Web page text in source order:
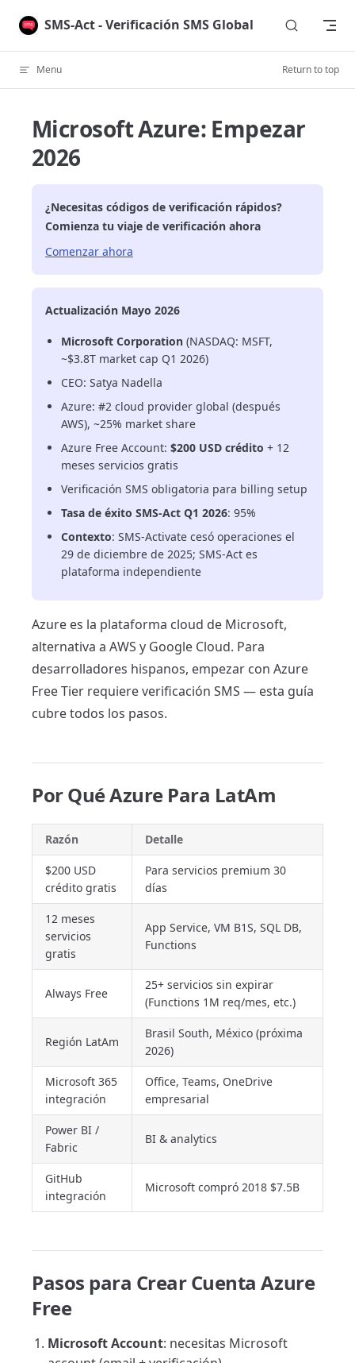
Skip to content
SMS-Act - Verificación SMS Global
Menu Return to top
Microsoft Azure: Empezar
2026
¿Necesitas códigos de verificación rápidos?
Comienza tu viaje de verificación ahora
Comenzar ahora
Actualización Mayo 2026
Microsoft Corporation (NASDAQ: MSFT,
~$3.8T market cap Q1 2026)
CEO: Satya Nadella
Azure: #2 cloud provider global (después
AWS), ~25% market share
Azure Free Account: $200 USD crédito + 12
meses servicios gratis
Verificación SMS obligatoria para billing setup
Tasa de éxito SMS-Act Q1 2026: 95%
Contexto: SMS-Activate cesó operaciones el
29 de diciembre de 2025; SMS-Act es
plataforma independiente
Azure es la plataforma cloud de Microsoft,
alternativa a AWS y Google Cloud. Para
desarrolladores hispanos, empezar con Azure
Free Tier requiere verificación SMS — esta guía
cubre todos los pasos.
Por Qué Azure Para LatAm
Razón Detalle
$200 USD
crédito gratis
Para servicios premium 30
días
12 meses
servicios
gratis
App Service, VM B1S, SQL DB,
Functions
Always Free
25+ servicios sin expirar
(Functions 1M req/mes, etc.)
Región LatAm
Brasil South, México (próxima
2026)
Microsoft 365
integración
Office, Teams, OneDrive
empresarial
Power BI /
Fabric
BI & analytics
GitHub
integración
Microsoft compró 2018 $7.5B
Pasos para Crear Cuenta Azure
Free
Microsoft Account: necesitas Microsoft